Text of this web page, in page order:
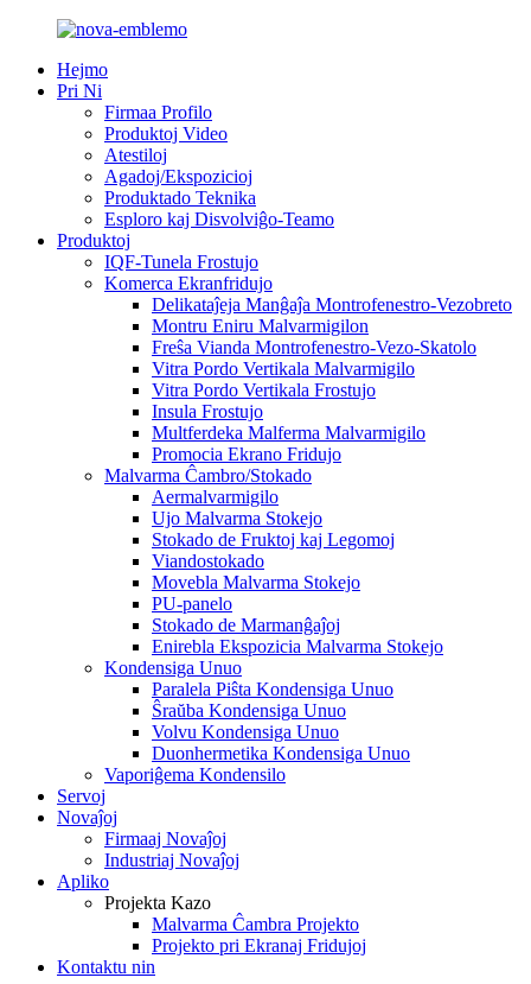
Hejmo
Pri Ni
Firmaa Profilo
Produktoj Video
Atestiloj
Agadoj/Ekspozicioj
Produktado Teknika
Esploro kaj Disvolviĝo-Teamo
Produktoj
IQF-Tunela Frostujo
Komerca Ekranfridujo
Delikataĵeja Manĝaĵa Montrofenestro-Vezobreto
Montru Eniru Malvarmigilon
Freŝa Vianda Montrofenestro-Vezo-Skatolo
Vitra Pordo Vertikala Malvarmigilo
Vitra Pordo Vertikala Frostujo
Insula Frostujo
Multferdeka Malferma Malvarmigilo
Promocia Ekrano Fridujo
Malvarma Ĉambro/Stokado
Aermalvarmigilo
Ujo Malvarma Stokejo
Stokado de Fruktoj kaj Legomoj
Viandostokado
Movebla Malvarma Stokejo
PU-panelo
Stokado de Marmanĝaĵoj
Enirebla Ekspozicia Malvarma Stokejo
Kondensiga Unuo
Paralela Piŝta Kondensiga Unuo
Ŝraŭba Kondensiga Unuo
Volvu Kondensiga Unuo
Duonhermetika Kondensiga Unuo
Vaporiĝema Kondensilo
Servoj
Novaĵoj
Firmaaj Novaĵoj
Industriaj Novaĵoj
Apliko
Projekta Kazo
Malvarma Ĉambra Projekto
Projekto pri Ekranaj Fridujoj
Kontaktu nin